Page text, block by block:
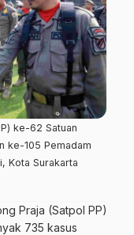
ke-62 Satuan
ke-105 Pemadam
Kota Surakarta
Praja (Satpol PP)
735 kasus